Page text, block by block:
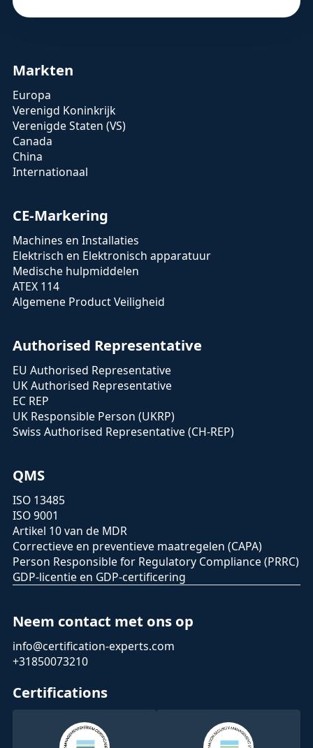
Markten
Europa
Verenigd Koninkrijk
Verenigde Staten (VS)
Canada
China
Internationaal
CE-Markering
Machines en Installaties
Elektrisch en Elektronisch apparatuur
Medische hulpmiddelen
ATEX 114
Algemene Product Veiligheid
Authorised Representative
EU Authorised Representative
UK Authorised Representative
EC REP
UK Responsible Person (UKRP)
Swiss Authorised Representative (CH-REP)
QMS
ISO 13485
ISO 9001
Artikel 10 van de MDR
Correctieve en preventieve maatregelen (CAPA)
Person Responsible for Regulatory Compliance (PRRC)
GDP-licentie en GDP-certificering
Neem contact met ons op
info@certification-experts.com
+31850073210
Certifications